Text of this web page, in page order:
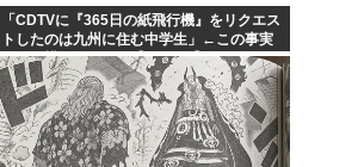
「CDTVに『365日の紙飛行機』をリクエス
トしたのは九州に住む中学生」←この事実
って結構デカいよな【AKB48】